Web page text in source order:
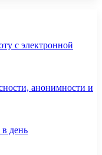
с электронной
анонимности и
в день